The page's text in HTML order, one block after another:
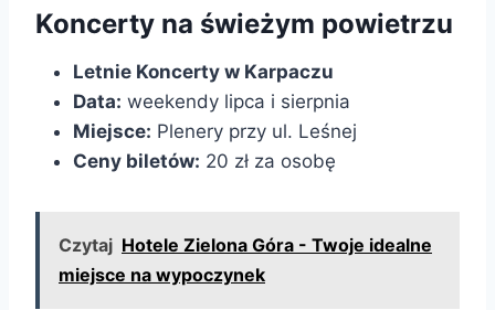
Koncerty na świeżym powietrzu
Letnie Koncerty w Karpaczu
Data: weekendy lipca i sierpnia
Miejsce: Plenery przy ul. Leśnej
Ceny biletów: 20 zł za osobę
Czytaj Hotele Zielona Góra - Twoje idealne
miejsce na wypoczynek